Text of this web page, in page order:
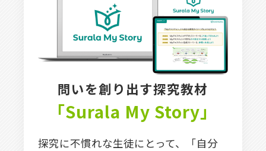
問いを創り出す探究教材
「Surala My Story」
探究に不慣れな生徒にとって、「自分